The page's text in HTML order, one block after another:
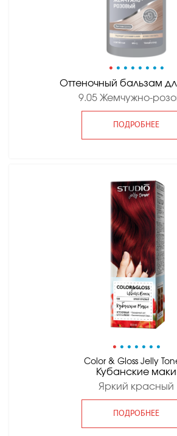
• • • • • • • •
Оттеночный бальзам
9.05 Жемчужно-
ПОДРОБНЕЕ
• • • • • • •
Color & Gloss Jelly
Кубанские маки
Яркий красный
ПОДРОБНЕЕ